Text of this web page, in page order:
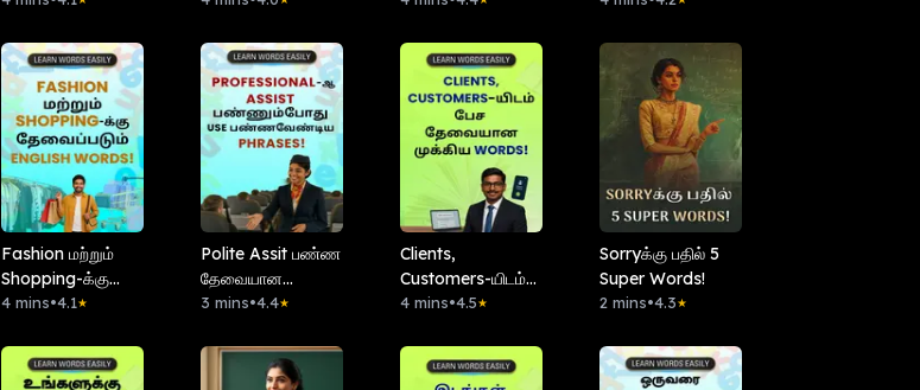
எப்படி?
Fashion மற்றும்
Shopping-க்கு
தேவைப்படும்
4 mins•4.1★
Polite Assit பண்ண
தேவையான
Phrases இதோ!
3 mins•4.4★
Clients,
Customers-யிடம்
பேச தேவையான
4 mins•4.5★
Sorryக்கு பதில் 5
Super Words!
2 mins•4.3★